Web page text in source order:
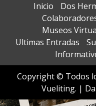
Inicio Dos
Museos
Ultimas Entradas
Copyright © Todos
Vueliting. |